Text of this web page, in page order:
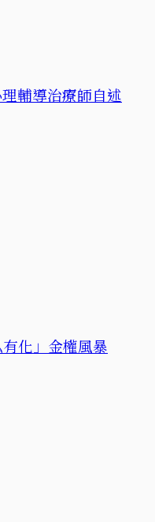
輔導治療師自述
化」金權風暴